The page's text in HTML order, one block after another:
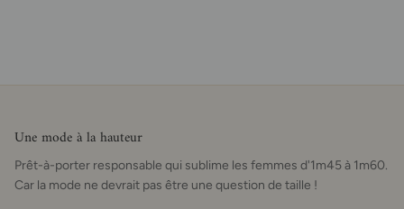
Une mode à la hauteur
Prêt-à-porter responsable qui sublime les femmes d'1m45 à 1m60.
Car la mode ne devrait pas être une question de taille !